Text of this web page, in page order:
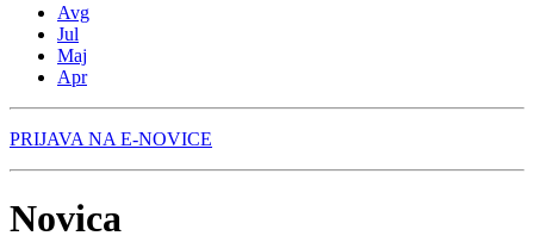
Avg
Jul
Maj
Apr
PRIJAVA NA E-NOVICE
Novica